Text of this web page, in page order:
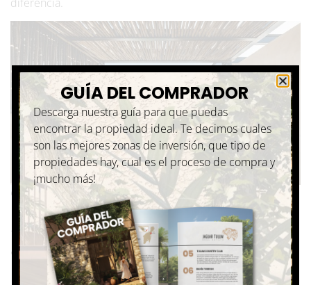
Casa Xila, Tulum
5. No pases por alto los
aspectos legales y los
impuestos ⚖️
GUÍA DEL COMPRADOR
Descarga nuestra guía para que puedas
encontrar la propiedad ideal. Te decimos cuales
son las mejores zonas de inversión, que tipo de
propiedades hay, cual es el proceso de compra y
¡mucho más!